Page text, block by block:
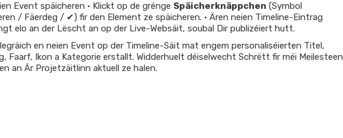
Event späicheren • Klickt op de grénge Späicherknäppchen (Symbol
/ Fäerdeg / ✔) fir den Element ze späicheren. • Ären neien Timeline-Eintrag
elo an der Lëscht an op der Live-Websäit, soubal Dir publizéiert hutt.
en neien Event op der Timeline-Säit mat engem personaliséierten Titel,
Faarf, Ikon a Kategorie erstallt. Widderhuelt déiselwecht Schrëtt fir méi Meilesteen
an Är Projetzäitlinn aktuell ze halen.